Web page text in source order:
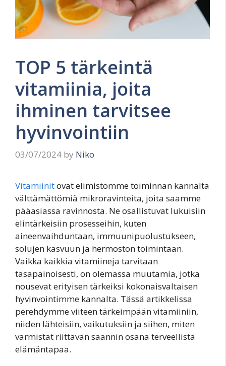
TOP 5 tärkeintä
vitamiinia, joita
ihminen tarvitsee
hyvinvointiin
03/07/2024 by Niko
Vitamiinitovat elimistömme toiminnan kannalta
välttämättömiä mikroravinteita, joita saamme
pääasiassa ravinnosta. Ne osallistuvat lukuisiin
elintärkeisiin prosesseihin, kuten
aineenvaihduntaan, immuunipuolustukseen,
solujen kasvuun ja hermoston toimintaan.
Vaikka kaikkia vitamiineja tarvitaan
tasapainoisesti, on olemassa muutamia, jotka
nousevat erityisen tärkeiksi kokonaisvaltaisen
hyvinvointimme kannalta. Tässä artikkelissa
perehdymme viiteen tärkeimpään vitamiiniin,
niiden lähteisiin, vaikutuksiin ja siihen, miten
varmistat riittävän saannin osana terveellistä
elämäntapaa.